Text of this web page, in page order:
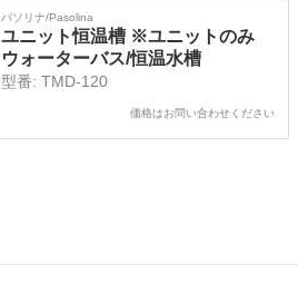
パソリナ/Pasolina
ユニット恒温槽 ※ユニットのみ
ウォーターバス/恒温水槽
型番: TMD-120
価格はお問い合わせください